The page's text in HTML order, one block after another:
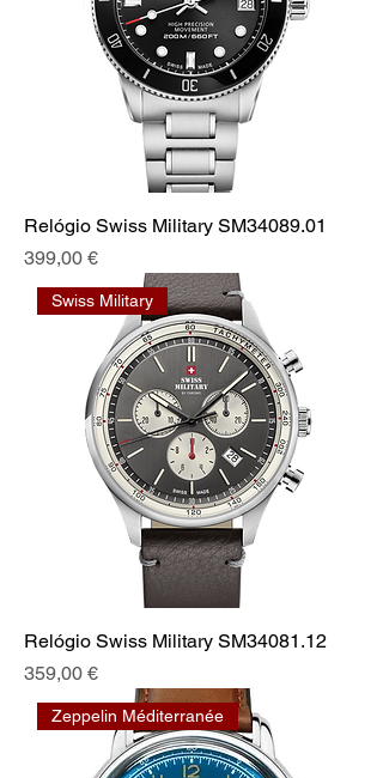
Relógio Swiss Military SM34089.01
Preço
399,00 €
Swiss Military
Relógio Swiss Military SM34081.12
Preço
359,00 €
Zeppelin Méditerranée